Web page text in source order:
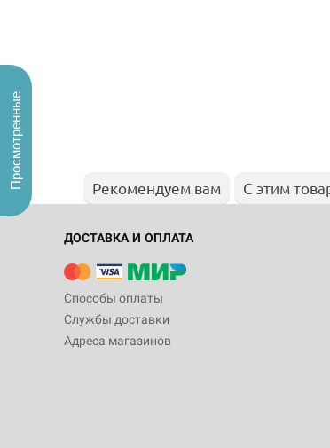
Рекомендуем вам С этим
ДОСТАВКА И ОПЛАТА
Способы оплаты
Службы доставки
Адреса магазинов
Просмотренные